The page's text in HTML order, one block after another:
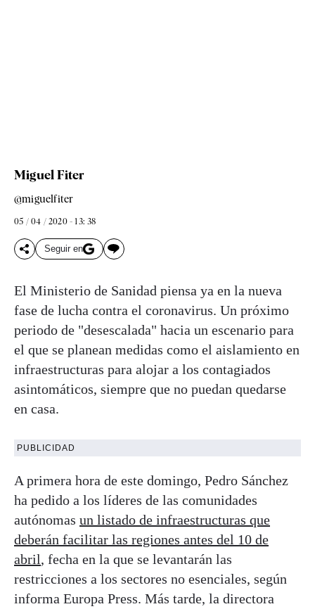
Miguel Fiter
@miguelfiter
05 / 04 / 2020 - 13: 38
Seguir en
El Ministerio de Sanidad piensa ya en la nueva
fase de lucha contra el coronavirus. Un próximo
periodo de "desescalada" hacia un escenario para
el que se planean medidas como el aislamiento en
infraestructuras para alojar a los contagiados
asintomáticos, siempre que no puedan quedarse
en casa.
PUBLICIDAD
A primera hora de este domingo, Pedro Sánchez
ha pedido a los líderes de las comunidades
autónomas un listado de infraestructuras que
deberán facilitar las regiones antes del 10 de
abril, fecha en la que se levantarán las
restricciones a los sectores no esenciales, según
informa Europa Press. Más tarde, la directora